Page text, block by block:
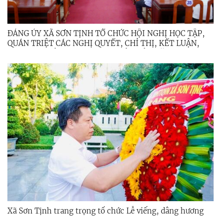
ĐẢNG ỦY XÃ SƠN TỊNH TỔ CHỨC HỘI NGHỊ HỌC TẬP,
QUÁN TRIỆT CÁC NGHỊ QUYẾT, CHỈ THỊ, KẾT LUẬN,
Xã Sơn Tịnh trang trọng tổ chức Lễ viếng, dâng hương